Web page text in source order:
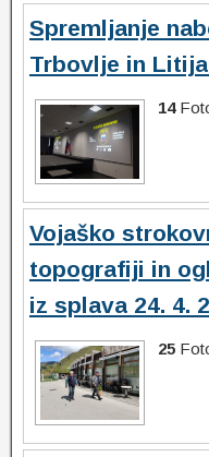
Spremljanje
Trbovlje in Litija
14
Vojaško
topografiji in
iz splava 24. 4.
25